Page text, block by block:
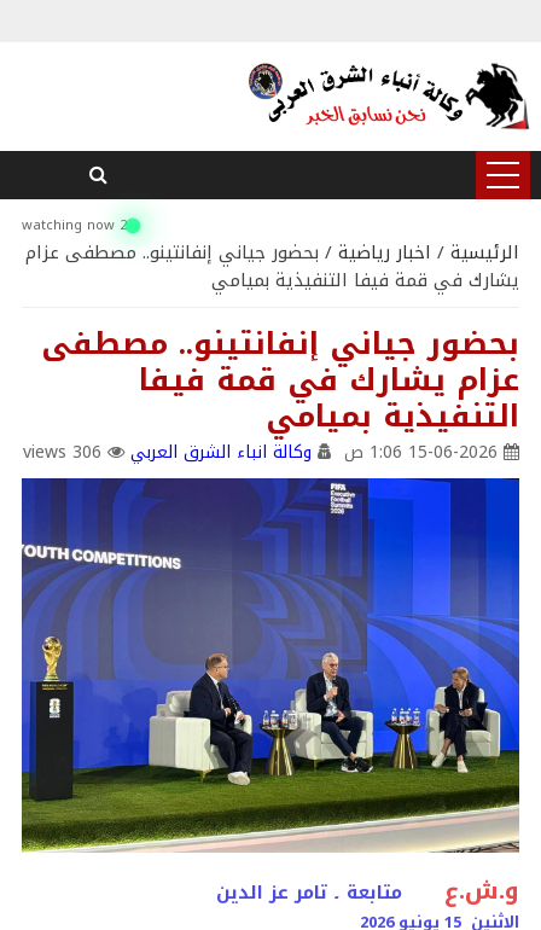
2 watching now
الرئيسية/ اخبار رياضية/ بحضور جياني إنفانتينو.. مصطفى عزام
يشارك في قمة فيفا التنفيذية بميامي
بحضور جياني إنفانتينو.. مصطفى
عزام يشارك في قمة فيفا
التنفيذية بميامي
15-06-2026 1:06 ص وكالة انباء الشرق العربي 306 views
و.ش.ع متابعة ۔ تامر عز الدين
الاثنين 15 يونيو 2026